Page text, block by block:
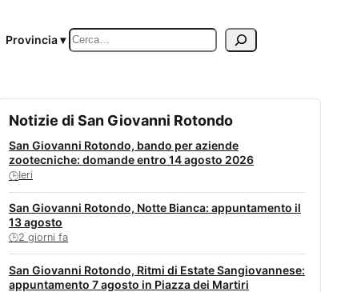
Provincia ▾ Cerca
Notizie di San Giovanni Rotondo
San Giovanni Rotondo, bando per aziende
zootecniche: domande entro 14 agosto 2026
🕒Ieri
San Giovanni Rotondo, Notte Bianca: appuntamento il
13 agosto
🕒2 giorni fa
San Giovanni Rotondo, Ritmi di Estate Sangiovannese:
appuntamento 7 agosto in Piazza dei Martiri